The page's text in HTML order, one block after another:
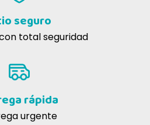
rigidi, e riesce a dormirci dentro
comoda
seguro
total seguridad
rápida
urgente